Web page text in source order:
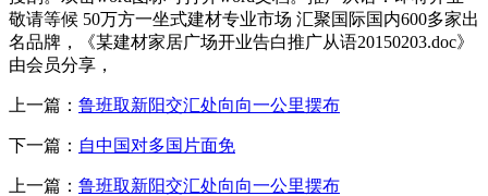
敬请等候 50万方一坐式建材专业市场 汇聚国际国内600多家出
名品牌，《某建材家居广场开业告白推广从语20150203.doc》
由会员分享，
上一篇： 鲁班取新阳交汇处向向一公里摆布
下一篇： 自中国对多国片面免
上一篇： 鲁班取新阳交汇处向向一公里摆布